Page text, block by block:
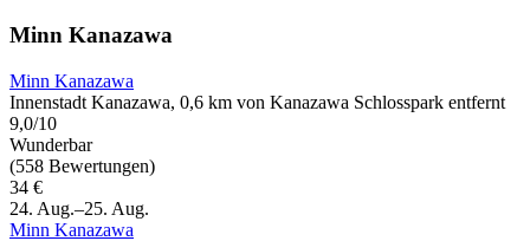
Minn Kanazawa
Minn Kanazawa
Innenstadt Kanazawa, 0,6 km von Kanazawa Schlosspark entfernt
9,0/10
Wunderbar
(558 Bewertungen)
34 €
24. Aug.–25. Aug.
Minn Kanazawa